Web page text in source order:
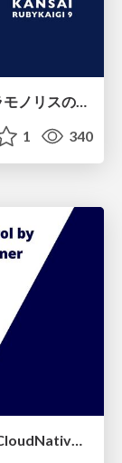
torikago - Ruby::Boxで照らすモジュラモノリスの実行境界
1 340